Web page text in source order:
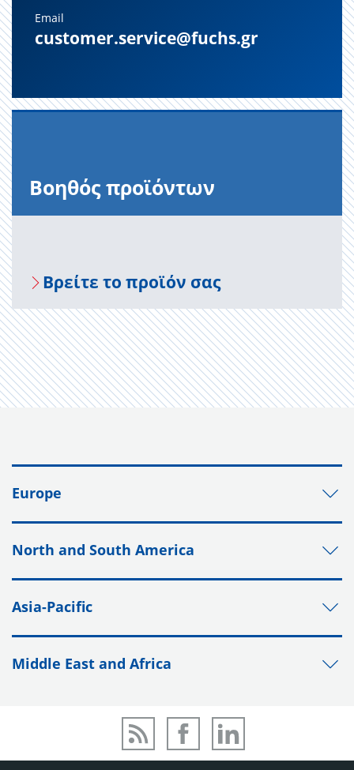
Email
customer.service@fuchs.gr
Βοηθός προϊόντων
Βρείτε το προϊόν σας
Europe
North and South America
Asia-Pacific
Middle East and Africa